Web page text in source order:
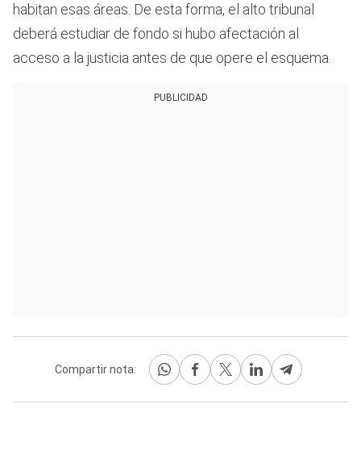
habitan esas áreas. De esta forma, el alto tribunal
deberá estudiar de fondo si hubo afectación al
acceso a la justicia antes de que opere el esquema.
PUBLICIDAD
Compartir nota: